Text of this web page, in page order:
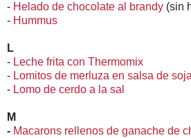
- Helado de chocolate al brandy (sin
- Hummus
L
- Leche frita con Thermomix
- Lomitos de merluza en salsa de soja
- Lomo de cerdo a la sal
M
- Macarons rellenos de ganache de